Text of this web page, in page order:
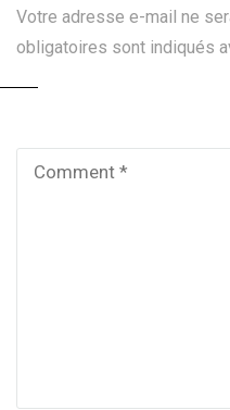
Votre adresse e-mail ne
obligatoires sont indiqués